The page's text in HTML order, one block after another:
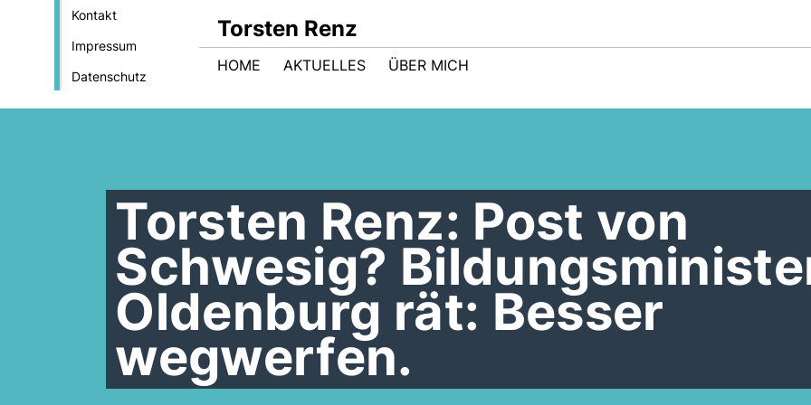
Kontakt
Impressum
Datenschutz
Torsten Renz
HOME AKTUELLES ÜBER MICH
Torsten Renz: Post von
Schwesig?
Oldenburg rät: Besser
wegwerfen.